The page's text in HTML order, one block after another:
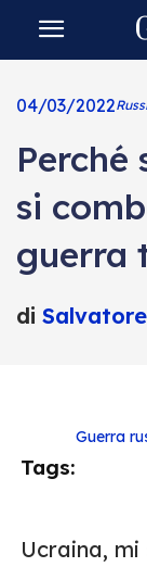
04/03/2022
Perché
si
guerra
di
Tags:
Guerra
Ucraina,